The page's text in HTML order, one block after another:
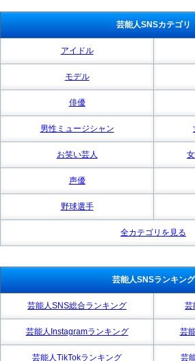
芸能人SNSカテゴリ
アイドル
モデル
俳優
男性ミュージシャン
お笑い芸人
声優
野球選手
全カテゴリを見る
芸能人SNSランキング
芸能人SNS総合ランキング 芸
芸能人Instagramランキング 芸
芸能人TikTokランキング 芸